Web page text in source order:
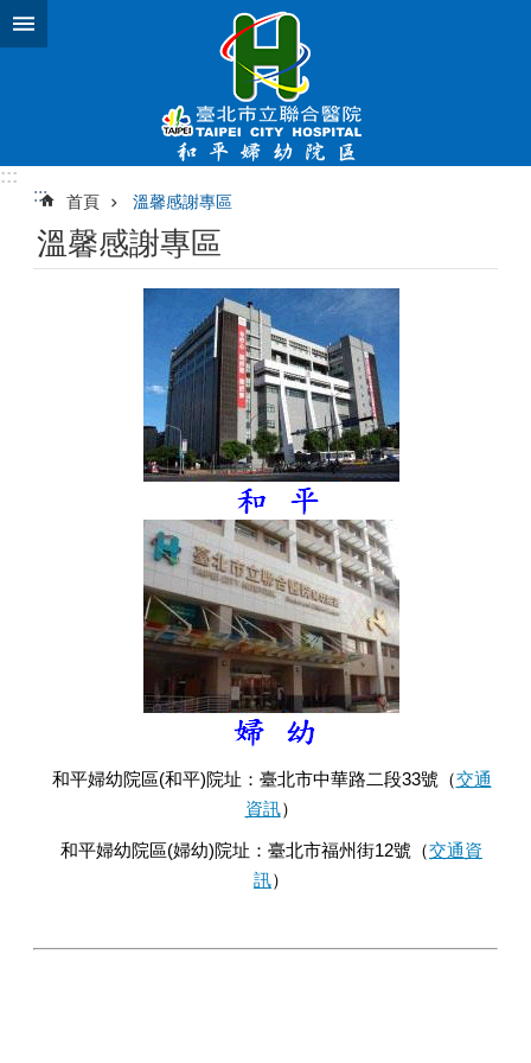
跳到主要內容區塊
:::
:::
首頁 溫馨感謝專區
溫馨感謝專區
和平婦幼院區(和平)院址：臺北市中華路二段33號（交通
資訊）
和平婦幼院區(婦幼)院址：臺北市福州街12號（交通資
訊）